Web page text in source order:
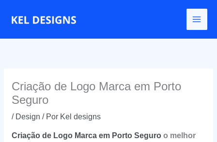
para
conteúdo
Criação de Logo Marca em Porto
Seguro
/ Design / Por Kel designs
Criação de Logo Marca em Porto Seguroo melhor